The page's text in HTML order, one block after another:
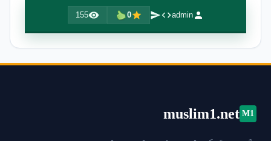
admin
0
155
M1
muslim1.net